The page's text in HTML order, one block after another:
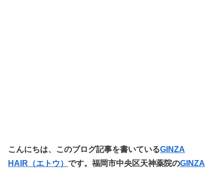
こ んにちは、このブログ記事を書いているGINZA
HAIR（エトウ） です。福岡市中央区天神薬院のGINZA